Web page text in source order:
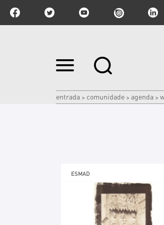
Ir
para
|
Ir
entrada > comunidade > agenda >
ESMAD